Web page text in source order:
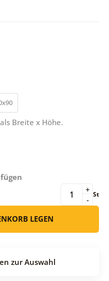
Breite x Höhe.
-
+ St
LEGEN
zur Auswahl